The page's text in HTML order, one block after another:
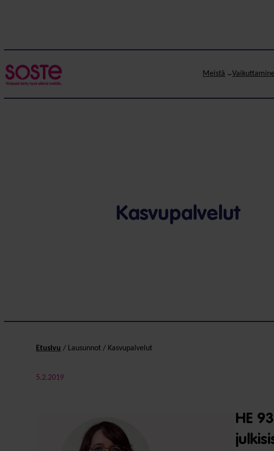
Meistä
Kasvupalvelut
Etusivu / Lausunnot / Kasvupalvelut
5.2.2019
HE